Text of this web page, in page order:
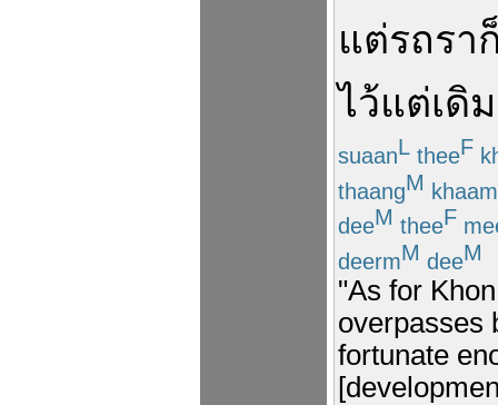
แต่รถรา
ไว้แต่เดิม
suaanL theeF
thaangM khaam
deeM theeF
deermM deeM
"As for
overpasses
fortunate